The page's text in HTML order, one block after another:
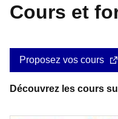
Cours et
Proposez vos cours
Découvrez les cours